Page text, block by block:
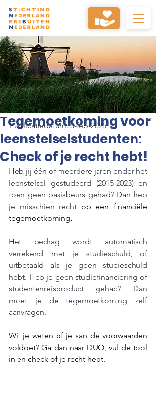
Tegemoetkoming voor
leenstelselstudenten:
Check of je recht hebt!
Heb jij één of meerdere jaren onder het
leenstelsel gestudeerd (2015-2023) en
toen geen basisbeurs gehad? Dan heb
je misschien recht op een financiële
tegemoetkoming.
Het bedrag wordt automatisch
verrekend met je studieschuld, of
uitbetaald als je geen studieschuld
hebt. Heb je geen studiefinanciering of
studentenreisproduct gehad? Dan
moet je de tegemoetkoming zelf
aanvragen.
Wil je weten of je aan de voorwaarden
voldoet? Ga dan naar DUO, vul de tool
in en check of je recht hebt.
Publicatiedatum: 5-feb-2025